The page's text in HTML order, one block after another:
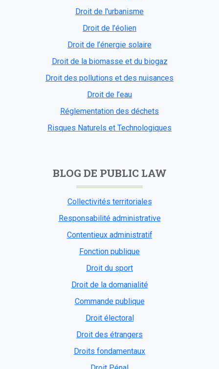
Droit de l'urbanisme
Droit de l’éolien
Droit de l’énergie solaire
Droit de la biomasse et du biogaz
Droit des pollutions et des nuisances
Droit de l’eau
Réglementation des déchets
Risques Naturels et Technologiques
BLOG DE PUBLIC LAW
Collectivités territoriales
Responsabilité administrative
Contentieux administratif
Fonction publique
Droit du sport
Droit de la domanialité
Commande publique
Droit électoral
Droit des étrangers
Droits fondamentaux